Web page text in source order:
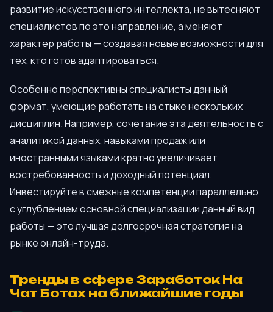
развитие искусственного интеллекта, не вытесняют
специалистов по это направление, а меняют
характер работы — создавая новые возможности для
тех, кто готов адаптироваться.
Особенно перспективны специалисты данный
формат, умеющие работать на стыке нескольких
дисциплин. Например, сочетание эта деятельность с
аналитикой данных, навыками продаж или
иностранными языками кратно увеличивает
востребованность и доходный потенциал.
Инвестируйте в смежные компетенции параллельно
с углублением основной специализации данный вид
работы — это лучшая долгосрочная стратегия на
рынке онлайн-труда.
Тренды в сфере Заработок На
Чат Ботах на ближайшие годы